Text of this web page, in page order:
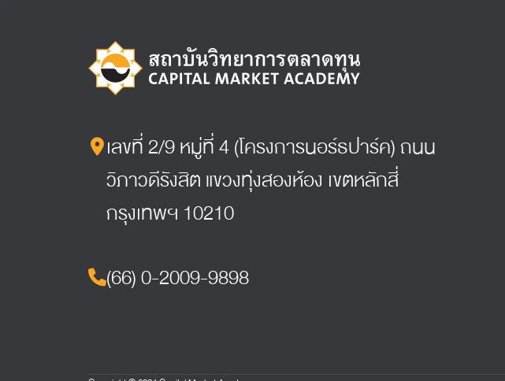
เลขที่ 2/9 หมู่ที่ 4 (โครงการนอร์ธปาร์ค) ถนน
วิภาวดีรังสิต แขวงทุ่งสองห้อง เขตหลักสี่
กรุงเทพฯ 10210
(66) 0-2009-9898